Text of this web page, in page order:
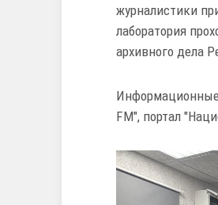
журналистики
лаборатория
архивного дела
FM", портал